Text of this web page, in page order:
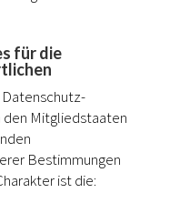
für die
den Mitgliedstaaten
Bestimmungen
ist die: